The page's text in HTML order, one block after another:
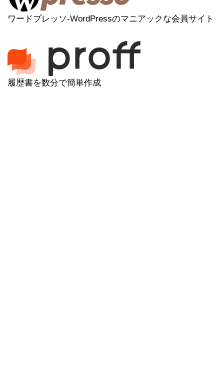
ワードプレッソ-WordPressのマニアックな会員サイト
履歴書を数分で簡単作成